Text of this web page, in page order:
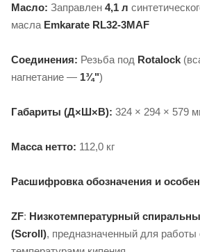
Масло: Заправлен 4,1 л
масла Emkarate RL32-3MAF
Соединения: Резьба под Rotalock
нагнетание — 1¾")
Габариты (Д×Ш×В): 324 × 294 × 579
Масса нетто: 112,0 кг
Расшифровка обозначения и
ZF: Низкотемпературный
(Scroll), предназначенный для работы